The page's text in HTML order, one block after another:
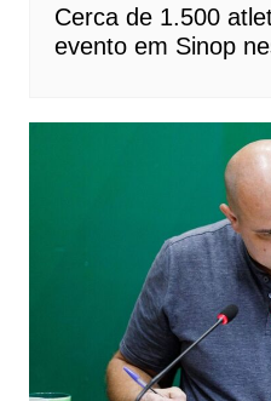
Cerca de 1.500
evento em Sinop